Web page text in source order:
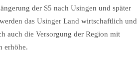
der S5 nach Usingen und später
das Usinger Land wirtschaftlich und
auch die Versorgung der Region mit
erhöhe.